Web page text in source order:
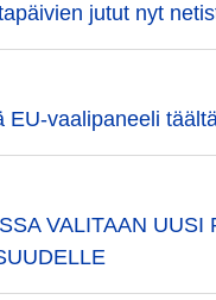
jutut nyt
EU-vaalipaneeli
VALITAAN